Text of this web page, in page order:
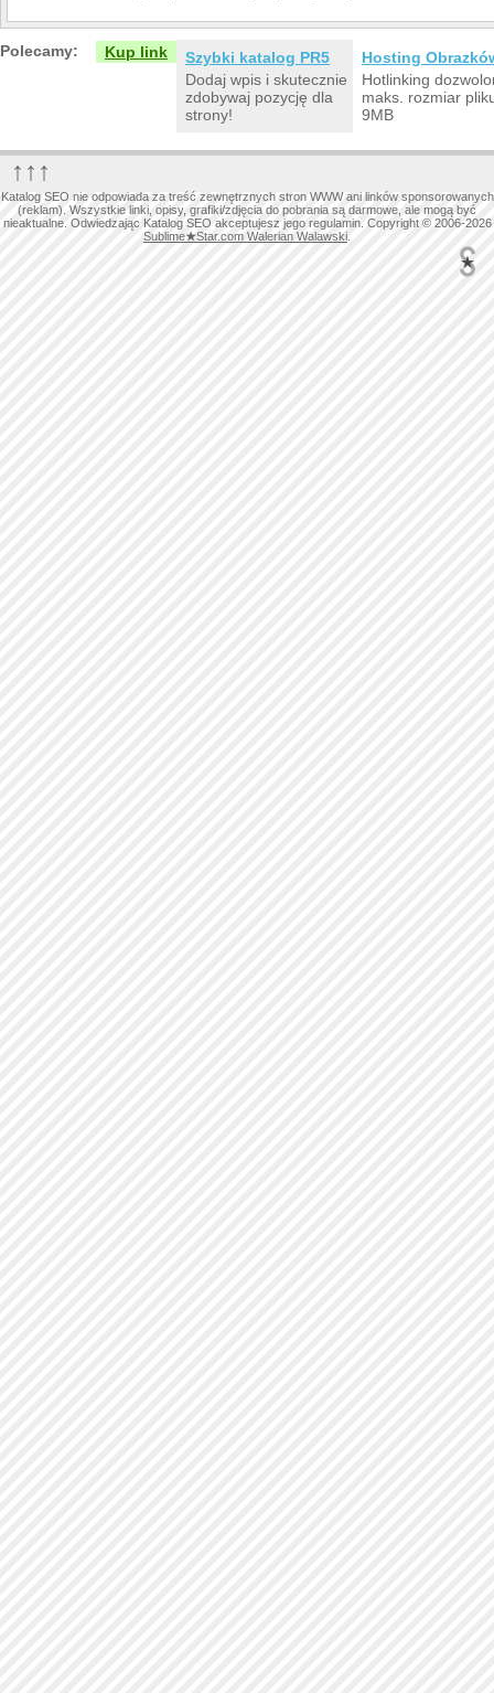
Polecamy: Kup link
Szybki katalog PR5
Dodaj wpis i skutecznie
zdobywaj pozycję dla
strony!
Hosting
Hotlinking
maks. rozmiar
9MB
↑↑↑
Katalog SEO nie odpowiada za treść zewnętrznych stron WWW ani linków sponsorowanych
(reklam). Wszystkie linki, opisy, grafiki/zdjęcia do pobrania są darmowe, ale mogą być
nieaktualne. Odwiedzając Katalog SEO akceptujesz jego regulamin. Copyright © 2006-2026
Sublime★Star.com Walerian Walawski